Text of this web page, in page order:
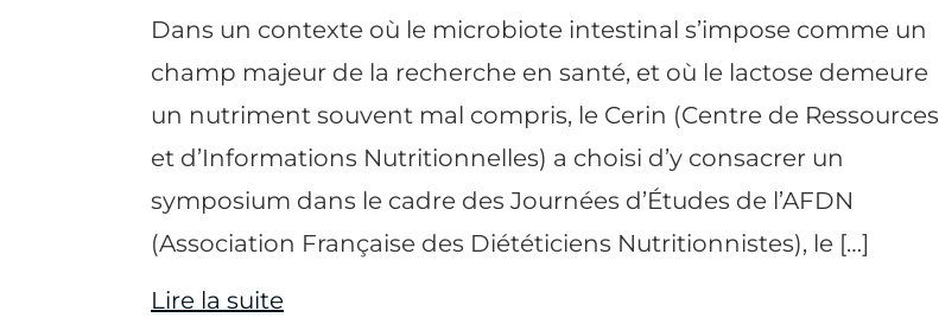
Dans un contexte où le microbiote intestinal s’impose comme un
champ majeur de la recherche en santé, et où le lactose demeure
un nutriment souvent mal compris, le Cerin (Centre de Ressources
et d’Informations Nutritionnelles) a choisi d’y consacrer un
symposium dans le cadre des Journées d’Études de l’AFDN
(Association Française des Diététiciens Nutritionnistes), le […]
Lire la suite